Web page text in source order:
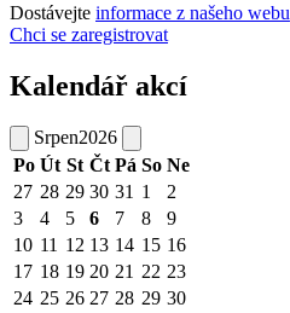
Dostávejte informace z našeho webu
Chci se zaregistrovat
Kalendář akcí
Srpen2026
Po Út St Čt Pá So Ne
27 28 29 30 31 1
2
3
4 5 6 7 8
9
10 11 12 13 14 15 16
17 18 19 20 21 22 23
24 25 26 27 28 29 30